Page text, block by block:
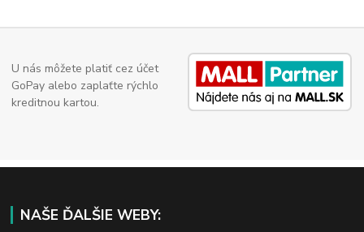
U nás môžete platiť cez účet
GoPay alebo zaplaťte rýchlo
kreditnou kartou.
NAŠE ĎALŠIE WEBY: